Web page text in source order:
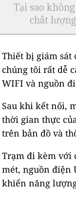
Tại sao
chất
Thiết bị giám sát
chúng tôi rất dễ
WIFI và nguồn
Sau khi kết nối,
thời gian thực
trên bản đồ và
Trạm đi kèm với
mét, nguồn điện
khiển năng